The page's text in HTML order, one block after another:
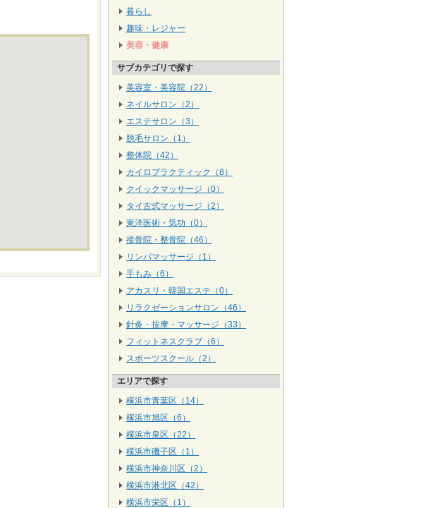
暮らし
趣味・レジャー
美容・健康
サブカテゴリで探す
美容室・美容院（22）
ネイルサロン（2）
エステサロン（3）
脱毛サロン（1）
整体院（42）
カイロプラクティック（8）
クイックマッサージ（0）
タイ古式マッサージ（2）
東洋医術・気功（0）
接骨院・整骨院（46）
リンパマッサージ（1）
手もみ（6）
アカスリ・韓国エステ（0）
リラクゼーションサロン（46）
針灸・按摩・マッサージ（33）
フィットネスクラブ（6）
スポーツスクール（2）
エリアで探す
横浜市青葉区（14）
横浜市旭区（6）
横浜市泉区（22）
横浜市磯子区（1）
横浜市神奈川区（2）
横浜市港北区（42）
横浜市栄区（1）